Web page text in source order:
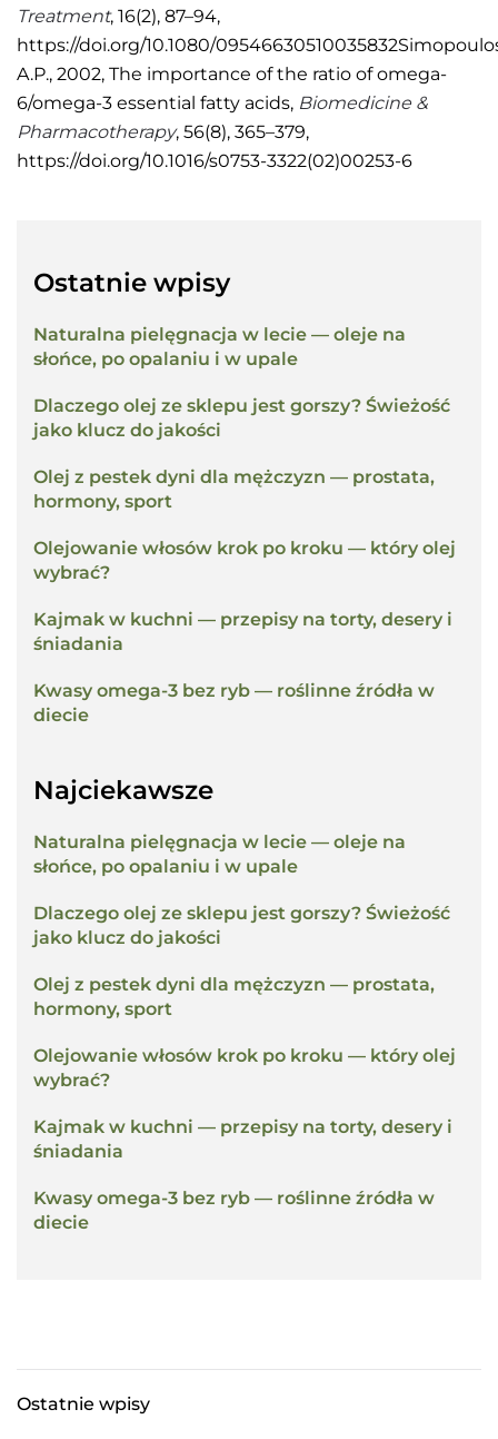
Treatment, 16(2), 87–94,
https://doi.org/10.1080/
A.P., 2002, The importance of the ratio of omega-
6/omega-3 essential fatty acids, Biomedicine &
Pharmacotherapy, 56(8), 365–379,
https://doi.org/10.1016/s0753-3322(02)00253-6
Ostatnie wpisy
Naturalna pielęgnacja w lecie — oleje na
słońce, po opalaniu i w upale
Dlaczego olej ze sklepu jest gorszy? Świeżość
jako klucz do jakości
Olej z pestek dyni dla mężczyzn — prostata,
hormony, sport
Olejowanie włosów krok po kroku — który olej
wybrać?
Kajmak w kuchni — przepisy na torty, desery i
śniadania
Kwasy omega-3 bez ryb — roślinne źródła w
diecie
Najciekawsze
Naturalna pielęgnacja w lecie — oleje na
słońce, po opalaniu i w upale
Dlaczego olej ze sklepu jest gorszy? Świeżość
jako klucz do jakości
Olej z pestek dyni dla mężczyzn — prostata,
hormony, sport
Olejowanie włosów krok po kroku — który olej
wybrać?
Kajmak w kuchni — przepisy na torty, desery i
śniadania
Kwasy omega-3 bez ryb — roślinne źródła w
diecie
Ostatnie wpisy